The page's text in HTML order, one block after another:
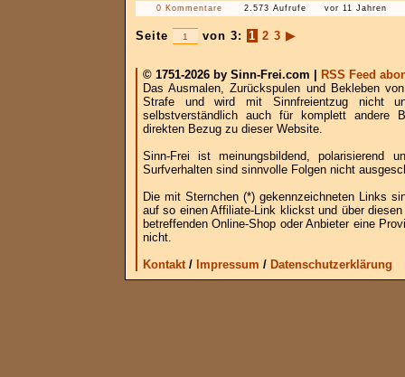
0 Kommentare 2.573 Aufrufe vor 11 Jahren
Seite von 3: 1 2 3 ▶
© 1751-2026 by Sinn-Frei.com |
RSS Feed
Das Ausmalen, Zurückspulen und Bekleben
Strafe und wird mit Sinnfreientzug nicht
selbstverständlich auch für komplett andere
direkten Bezug zu dieser Website.
Sinn-Frei ist meinungsbildend, polarisierend
Surfverhalten sind sinnvolle Folgen nicht
Die mit Sternchen (*) gekennzeichneten Links
auf so einen Affiliate-Link klickst und über
betreffenden Online-Shop oder Anbieter eine
nicht.
Kontakt/ Impressum / Datenschutzerklärung